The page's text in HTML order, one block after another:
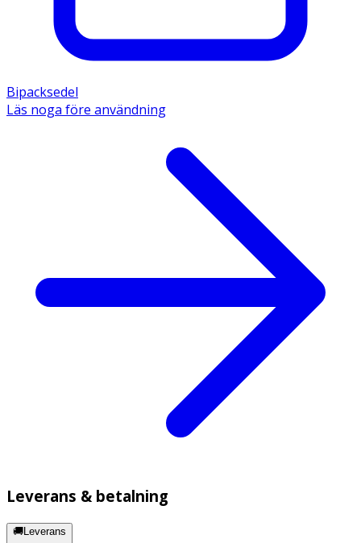
Bipacksedel
Läs noga före användning
Leverans & betalning
🚚Leverans